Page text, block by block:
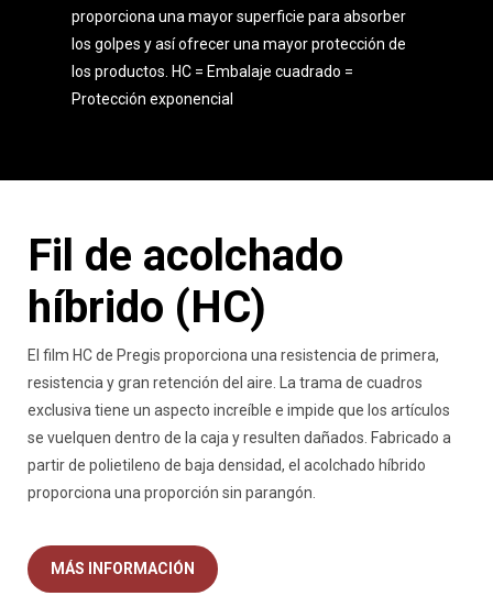
proporciona una mayor superficie para absorber
los golpes y así ofrecer una mayor protección de
los productos. HC = Embalaje cuadrado =
Protección exponencial
Fil de acolchado
híbrido (HC)
El film HC de Pregis proporciona una resistencia de primera,
resistencia y gran retención del aire. La trama de cuadros
exclusiva tiene un aspecto increíble e impide que los artículos
se vuelquen dentro de la caja y resulten dañados. Fabricado a
partir de polietileno de baja densidad, el acolchado híbrido
proporciona una proporción sin parangón.
MÁS INFORMACIÓN